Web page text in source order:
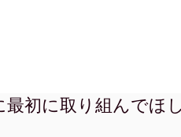
初に取り組んでほ